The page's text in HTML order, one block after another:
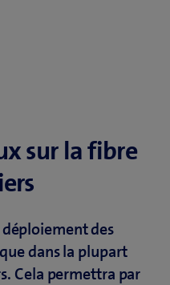
sur la fibre
des
dans la plupart
Cela permettra par